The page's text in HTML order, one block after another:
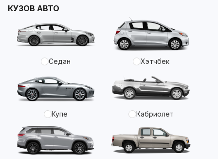
КУЗОВ АВТО
Седан Хэтчбек
Купе Кабриолет